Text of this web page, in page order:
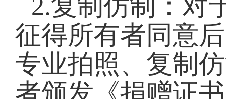
2.复制仿制：对
征得所有者同意
专业拍照、复制
者颁发《捐赠证